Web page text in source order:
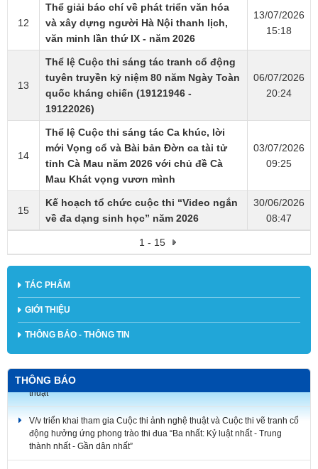
12
Thể giải báo chí về phát triển văn hóa
và xây dựng người Hà Nội thanh lịch,
văn minh lần thứ IX - năm 2026
13/07/2026
15:18
13
Thể lệ Cuộc thi sáng tác tranh cổ động
tuyên truyền kỷ niệm 80 năm Ngày Toàn
quốc kháng chiến (19121946 -
19122026)
06/07/2026
20:24
14
Thể lệ Cuộc thi sáng tác Ca khúc, lời
mới Vọng cổ và Bài bản Đờn ca tài tử
tỉnh Cà Mau năm 2026 với chủ đề Cà
Mau Khát vọng vươn mình
03/07/2026
09:25
15
Kế hoạch tổ chức cuộc thi “Video ngắn
về đa dạng sinh học” năm 2026
30/06/2026
08:47
1 - 15
TÁC PHẨM
GIỚI THIỆU
THÔNG BÁO - THÔNG TIN
THÔNG BÁO
động hưởng ứng phong trào thi đua “Ba nhất: Kỷ luật nhất - Trung
thành nhất - Gần dân nhất”